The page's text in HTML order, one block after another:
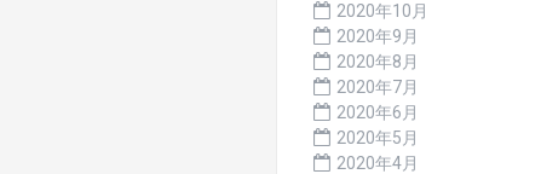
2020年10月
2020年9月
2020年8月
2020年7月
2020年6月
2020年5月
2020年4月